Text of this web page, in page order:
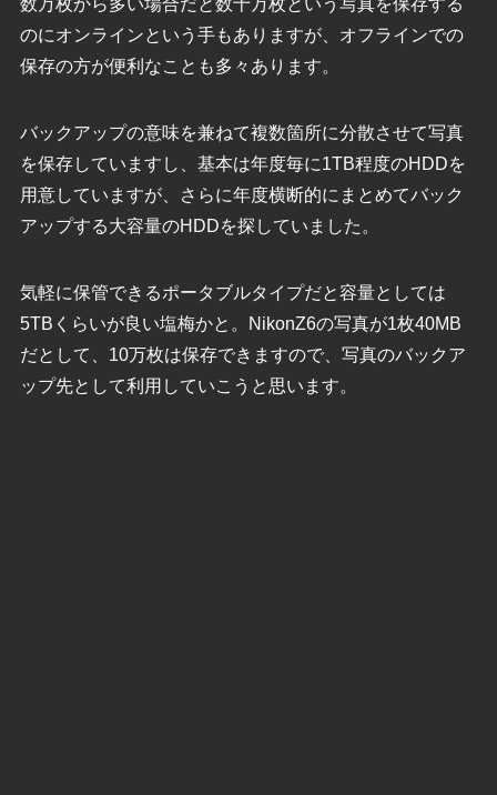
数万枚から多い場合だと数十万枚という写真を保存する
のにオンラインという手もありますが、オフラインでの
保存の方が便利なことも多々あります。
バックアップの意味を兼ねて複数箇所に分散させて写真
を保存していますし、基本は年度毎に1TB程度のHDDを
用意していますが、さらに年度横断的にまとめてバック
アップする大容量のHDDを探していました。
気軽に保管できるポータブルタイプだと容量としては
5TBくらいが良い塩梅かと。NikonZ6の写真が1枚40MB
だとして、10万枚は保存できますので、写真のバックア
ップ先として利用していこうと思います。